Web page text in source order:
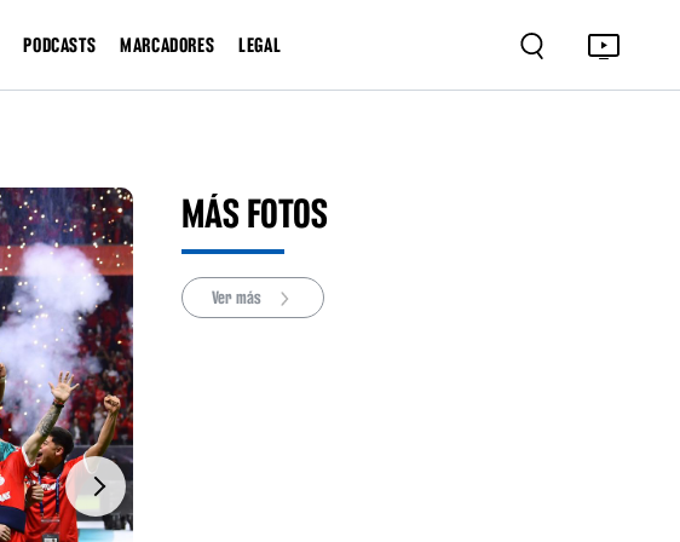
PODCASTS MARCADORES LEGAL
Next
MÁS FOTOS
Ver más